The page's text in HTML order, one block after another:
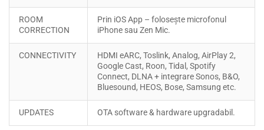
ROOM
CORRECTION
Prin iOS App – folosește microfonul
iPhone sau Zen Mic.
CONNECTIVITY
HDMI eARC, Toslink, Analog, AirPlay 2,
Google Cast, Roon, Tidal, Spotify
Connect, DLNA + integrare Sonos, B&O,
Bluesound, HEOS, Bose, Samsung etc.
UPDATES OTA software & hardware upgradabil.